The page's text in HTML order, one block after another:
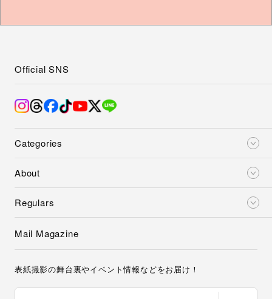
Categories
About
Regulars
Official SNS
Mail Magazine
表紙撮影の舞台裏やイベント情報などをお届け！